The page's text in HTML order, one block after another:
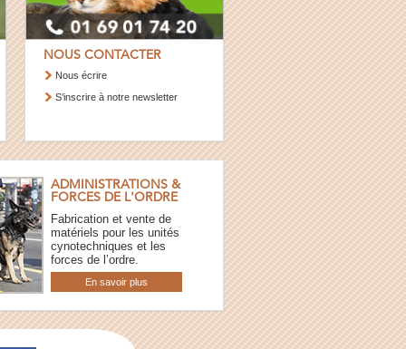
NOUS CONTACTER
Nous écrire
S’inscrire à notre newsletter
ADMINISTRATIONS &
FORCES DE L'ORDRE
Fabrication et vente de
matériels pour les unités
cynotechniques et les
forces de l’ordre.
En savoir plus